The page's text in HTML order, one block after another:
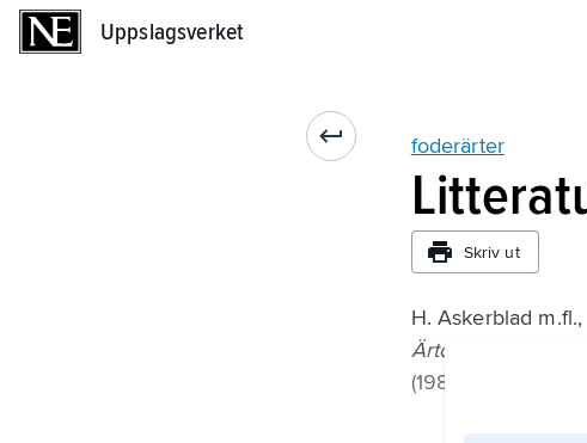
Uppslagsverket
foderärter
Skriv ut
H. Askerblad m.fl.,
Ärtodling
(1984);